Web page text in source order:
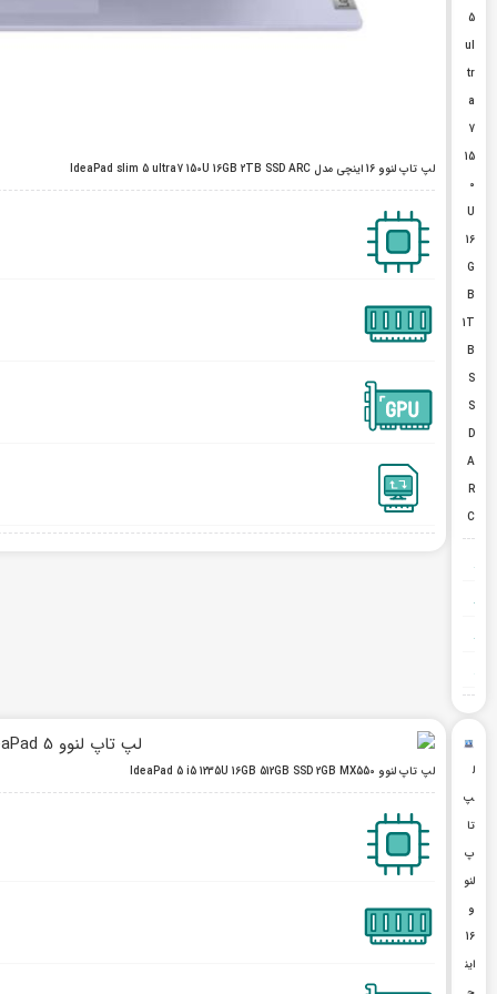
5
ul
tr
a
7
15
0
U
16
G
B
1T
B
S
S
D
A
R
C
لپ تاپ لنوو 16 اینچی مدل IdeaPad slim 5 ultra7 150U 16GB 2TB SSD ARC
ل
پ
تا
پ
لنو
و
16
این
لپ تاپ لنوو IdeaPad 5 i5 1235U 16GB 512GB SSD 2GB MX550